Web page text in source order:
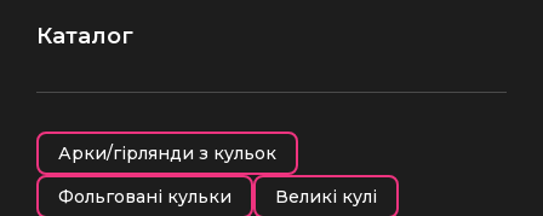
Каталог
Арки/гірлянди з кульок
Фольговані кульки
Великі кулі